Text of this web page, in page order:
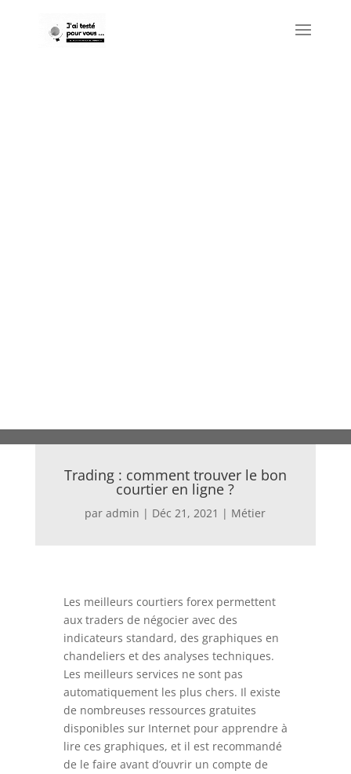
Trading : comment trouver le bon
courtier en ligne ?
paradmin | Déc 21, 2021 | Métier
Les meilleurs courtiers forex permettent
aux traders de négocier avec des
indicateurs standard, des graphiques en
chandeliers et des analyses techniques.
Les meilleurs services ne sont pas
automatiquement les plus chers. Il existe
de nombreuses ressources gratuites
disponibles sur Internet pour apprendre à
lire ces graphiques, et il est recommandé
de le faire avant d’ouvrir un compte de